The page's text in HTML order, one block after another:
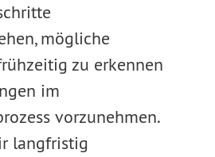
mögliche
zu erkennen
im
vorzunehmen.
langfristig